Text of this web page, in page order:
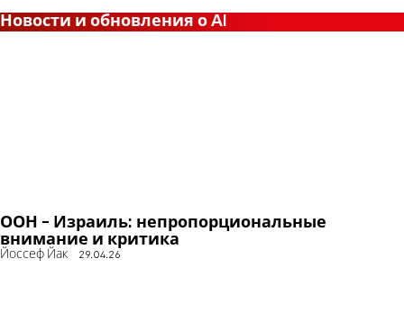
Новости и обновления о AI
ООН - Израиль: непропорциональные
внимание и критика
Йоссеф Йак 29.04.26